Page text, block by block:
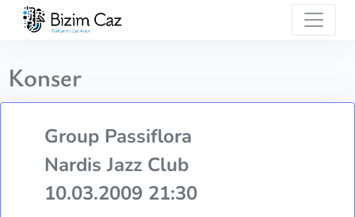
Konser
Group Passiflora
Nardis Jazz Club
10.03.2009 21:30